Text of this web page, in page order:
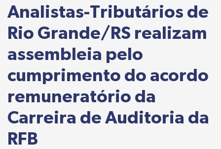
Analistas-Tributários de
Rio Grande/RS realizam
assembleia pelo
cumprimento do acordo
remuneratório da
Carreira de Auditoria da
RFB